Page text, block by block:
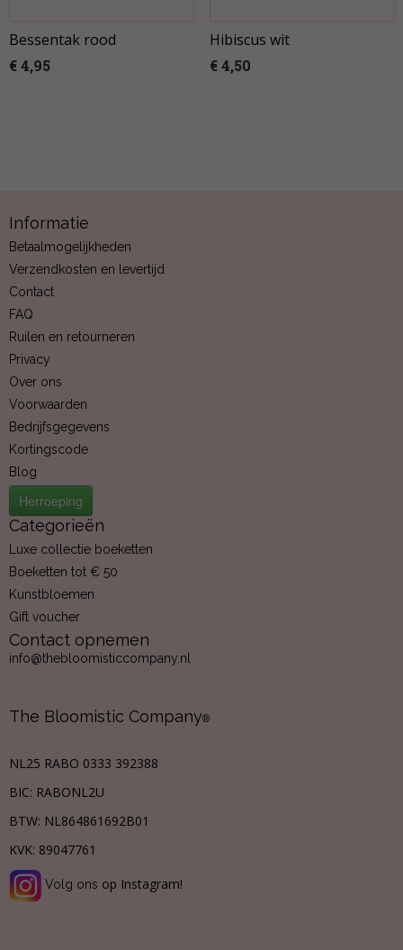
Bessentak rood
€ 4,95
Hibiscus wit
€ 4,50
Informatie
Betaalmogelijkheden
Verzendkosten en levertijd
Contact
FAQ
Ruilen en retourneren
Privacy
Over ons
Voorwaarden
Bedrijfsgegevens
Kortingscode
Blog
Herroeping
Categorieën
Luxe collectie boeketten
Boeketten tot € 50
Kunstbloemen
Gift voucher
Contact opnemen
info@thebloomisticcompany.nl
The Bloomistic Company®
NL25 RABO 0333 392388
BIC: RABONL2U
BTW: NL864861692B01
KVK: 89047761
Volg ons op Instagram!